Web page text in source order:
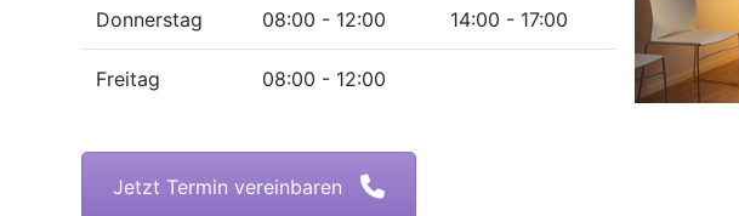
Donnerstag 08:00 - 12:00 14:00 - 17:00
Freitag 08:00 - 12:00
Jetzt Termin vereinbaren